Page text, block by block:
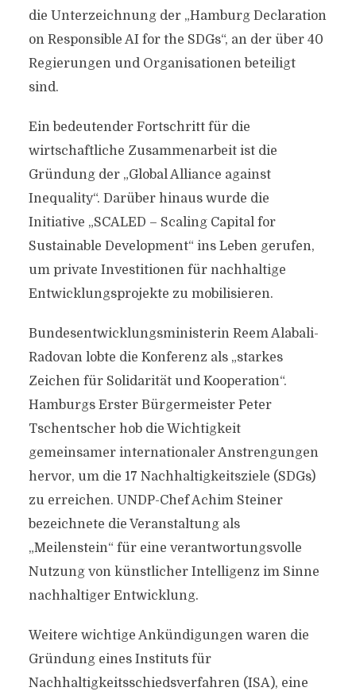
die Unterzeichnung der „Hamburg Declaration
on Responsible AI for the SDGs“, an der über 40
Regierungen und Organisationen beteiligt
sind.
Ein bedeutender Fortschritt für die
wirtschaftliche Zusammenarbeit ist die
Gründung der „Global Alliance against
Inequality“. Darüber hinaus wurde die
Initiative „SCALED – Scaling Capital for
Sustainable Development“ ins Leben gerufen,
um private Investitionen für nachhaltige
Entwicklungsprojekte zu mobilisieren.
Bundesentwicklungsministerin Reem Alabali-
Radovan lobte die Konferenz als „starkes
Zeichen für Solidarität und Kooperation“.
Hamburgs Erster Bürgermeister Peter
Tschentscher hob die Wichtigkeit
gemeinsamer internationaler Anstrengungen
hervor, um die 17 Nachhaltigkeitsziele (SDGs)
zu erreichen. UNDP-Chef Achim Steiner
bezeichnete die Veranstaltung als
„Meilenstein“ für eine verantwortungsvolle
Nutzung von künstlicher Intelligenz im Sinne
nachhaltiger Entwicklung.
Weitere wichtige Ankündigungen waren die
Gründung eines Instituts für
Nachhaltigkeitsschiedsverfahren (ISA), eine